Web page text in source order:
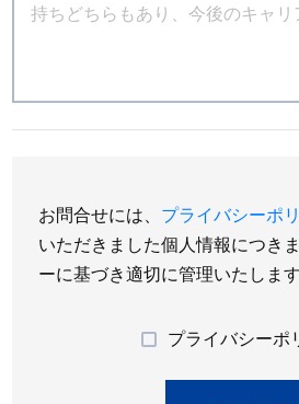
お問合せには、 プライバシーポ
いただきました個人情報につき
ーに基づき適切に管理いたします
プライバシーポ